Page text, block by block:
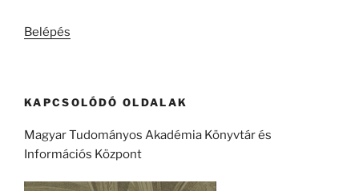
Belépés
KAPCSOLÓDÓ OLDALAK
Magyar Tudományos Akadémia Könyvtár és
Információs Központ